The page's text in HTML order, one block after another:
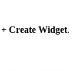
+ Create Widget.